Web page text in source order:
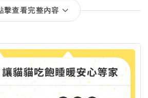
擊查看完整內容